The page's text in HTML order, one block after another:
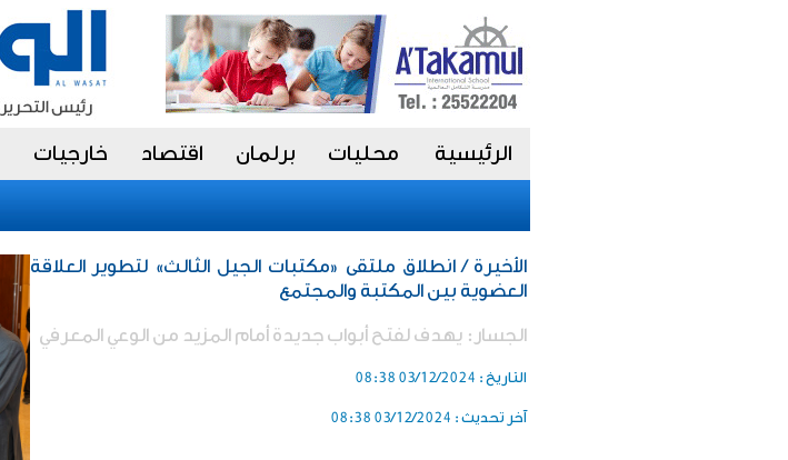
الرئيسية محليات برلمان اقتصاد خارجيات
الأخيرة / انطلاق ملتقى «مكتبات الجيل الثالث» لتطوير العلاقة
العضوية بين المكتبة والمجتمع
الجسار: يهدف لفتح أبواب جديدة أمام المزيد من الوعي المعرفي
التاريخ : 03/12/2024 08:38
آخر تحديث : 03/12/2024 08:38